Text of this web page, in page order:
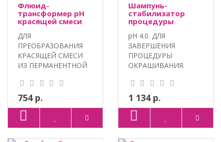
Флюид-
трансформер pH
красящей смеси
ДЛЯ
ПРЕОБРАЗОВАНИЯ
КРАСЯЩЕЙ СМЕСИ
ИЗ ПЕРМАНЕНТНОЙ
ПОЛУПЕРМАНЕНТНУЮ.
100% VEGA..
754 р.
Шампунь-
стабилизатор
процедуры
AMBIENT, Tefia
pH 4.0. ДЛЯ
ЗАВЕРШЕНИЯ
ПРОЦЕДУРЫ
ОКРАШИВАНИЯ.
ПАНТЕНОЛ,
ЭКСТРАКТ ЛИ..
1 134 р.